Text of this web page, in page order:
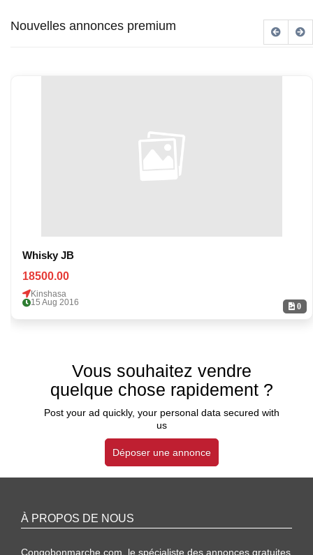
Nouvelles annonces premium
0
Whisky JB
18500.00
Kinshasa
15 Aug 2016
Vous souhaitez vendre
quelque chose rapidement ?
Post your ad quickly, your personal data secured with
us
Déposer une annonce
À PROPOS DE NOUS
Congobonmarche.com, le spécialiste des annonces gratuites